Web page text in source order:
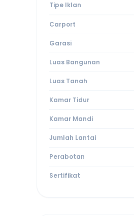
Tipe Iklan
Carport
Garasi
Luas Bangunan
Luas Tanah
Kamar Tidur
Kamar Mandi
Jumlah Lantai
Perabotan
Sertifikat